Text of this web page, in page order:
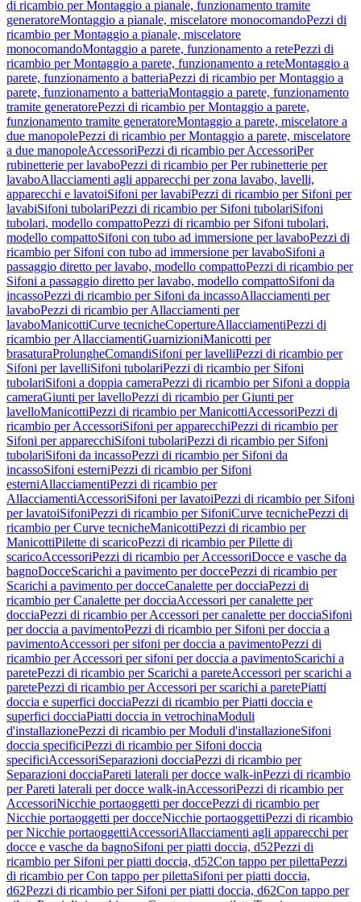
di ricambio per Montaggio a pianale, funzionamento tramite
generatoreMontaggio a pianale, miscelatore monocomandoPezzi di
ricambio per Montaggio a pianale, miscelatore
monocomandoMontaggio a parete, funzionamento a retePezzi di
ricambio per Montaggio a parete, funzionamento a reteMontaggio a
parete, funzionamento a batteriaPezzi di ricambio per Montaggio a
parete, funzionamento a batteriaMontaggio a parete, funzionamento
tramite generatorePezzi di ricambio per Montaggio a parete,
funzionamento tramite generatoreMontaggio a parete, miscelatore a
due manopolePezzi di ricambio per Montaggio a parete, miscelatore
a due manopoleAccessoriPezzi di ricambio per AccessoriPer
rubinetterie per lavaboPezzi di ricambio per Per rubinetterie per
lavaboAllacciamenti agli apparecchi per zona lavabo, lavelli,
apparecchi e lavatoiSifoni per lavabiPezzi di ricambio per Sifoni per
lavabiSifoni tubolariPezzi di ricambio per Sifoni tubolariSifoni
tubolari, modello compattoPezzi di ricambio per Sifoni tubolari,
modello compattoSifoni con tubo ad immersione per lavaboPezzi di
ricambio per Sifoni con tubo ad immersione per lavaboSifoni a
passaggio diretto per lavabo, modello compattoPezzi di ricambio per
Sifoni a passaggio diretto per lavabo, modello compattoSifoni da
incassoPezzi di ricambio per Sifoni da incassoAllacciamenti per
lavaboPezzi di ricambio per Allacciamenti per
lavaboManicottiCurve tecnicheCopertureAllacciamentiPezzi di
ricambio per AllacciamentiGuarnizioniManicotti per
brasaturaProlungheComandiSifoni per lavelliPezzi di ricambio per
Sifoni per lavelliSifoni tubolariPezzi di ricambio per Sifoni
tubolariSifoni a doppia cameraPezzi di ricambio per Sifoni a doppia
cameraGiunti per lavelloPezzi di ricambio per Giunti per
lavelloManicottiPezzi di ricambio per ManicottiAccessoriPezzi di
ricambio per AccessoriSifoni per apparecchiPezzi di ricambio per
Sifoni per apparecchiSifoni tubolariPezzi di ricambio per Sifoni
tubolariSifoni da incassoPezzi di ricambio per Sifoni da
incassoSifoni esterniPezzi di ricambio per Sifoni
esterniAllacciamentiPezzi di ricambio per
AllacciamentiAccessoriSifoni per lavatoiPezzi di ricambio per Sifoni
per lavatoiSifoniPezzi di ricambio per SifoniCurve tecnichePezzi di
ricambio per Curve tecnicheManicottiPezzi di ricambio per
ManicottiPilette di scaricoPezzi di ricambio per Pilette di
scaricoAccessoriPezzi di ricambio per AccessoriDocce e vasche da
bagnoDocceScarichi a pavimento per doccePezzi di ricambio per
Scarichi a pavimento per docceCanalette per docciaPezzi di
ricambio per Canalette per docciaAccessori per canalette per
docciaPezzi di ricambio per Accessori per canalette per docciaSifoni
per doccia a pavimentoPezzi di ricambio per Sifoni per doccia a
pavimentoAccessori per sifoni per doccia a pavimentoPezzi di
ricambio per Accessori per sifoni per doccia a pavimentoScarichi a
paretePezzi di ricambio per Scarichi a pareteAccessori per scarichi a
paretePezzi di ricambio per Accessori per scarichi a paretePiatti
doccia e superfici docciaPezzi di ricambio per Piatti doccia e
superfici docciaPiatti doccia in vetrochinaModuli
d'installazionePezzi di ricambio per Moduli d'installazioneSifoni
doccia specificiPezzi di ricambio per Sifoni doccia
specificiAccessoriSeparazioni docciaPezzi di ricambio per
Separazioni docciaPareti laterali per docce walk-inPezzi di ricambio
per Pareti laterali per docce walk-inAccessoriPezzi di ricambio per
AccessoriNicchie portaoggetti per doccePezzi di ricambio per
Nicchie portaoggetti per docceNicchie portaoggettiPezzi di ricambio
per Nicchie portaoggettiAccessoriAllacciamenti agli apparecchi per
docce e vasche da bagnoSifoni per piatti doccia, d52Pezzi di
ricambio per Sifoni per piatti doccia, d52Con tappo per pilettaPezzi
di ricambio per Con tappo per pilettaSifoni per piatti doccia,
d62Pezzi di ricambio per Sifoni per piatti doccia, d62Con tappo per